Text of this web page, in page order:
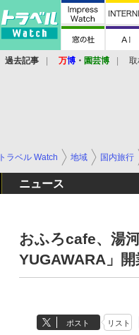
過去記事 万博 ・ 園芸博
トラベル Watch 地域 国内旅行
ニュース
おふろcafe、湯
YUGAWARA」
ポスト リスト